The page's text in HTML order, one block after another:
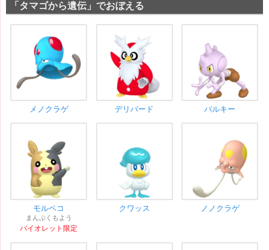
「タマゴから遺伝」でおぼえる
メノクラゲ デリバード バルキー
モルペコ
まんぷくもよう
バイオレット限定
クワッス ノノクラゲ